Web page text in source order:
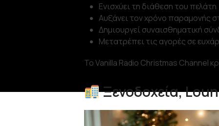
Ενισχύει τη διάθεση του πελάτη
Αυξάνει τον χρόνο παραμονής
Δημιουργεί συναισθηματική
Μετατρέπει τις αγορές σε
Το Vanilla Radio Christmas Channel
Ξενοδοχεία,